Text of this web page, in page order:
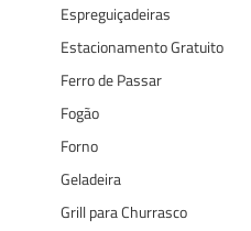
Espreguiçadeiras
Estacionamento Gratuito
Ferro de Passar
Fogão
Forno
Geladeira
Grill para Churrasco